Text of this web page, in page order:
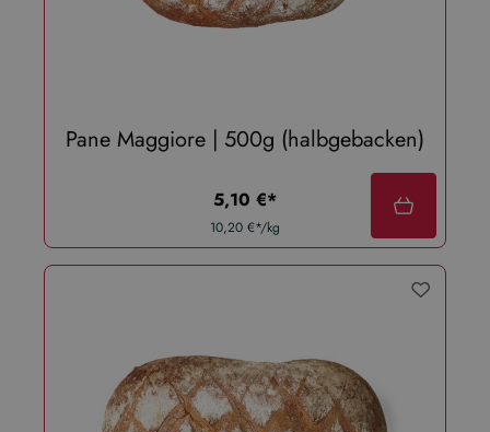
Pane Maggiore | 500g (halbgebacken)
regulärer preis:
5,10 €*
10,20 €*/kg